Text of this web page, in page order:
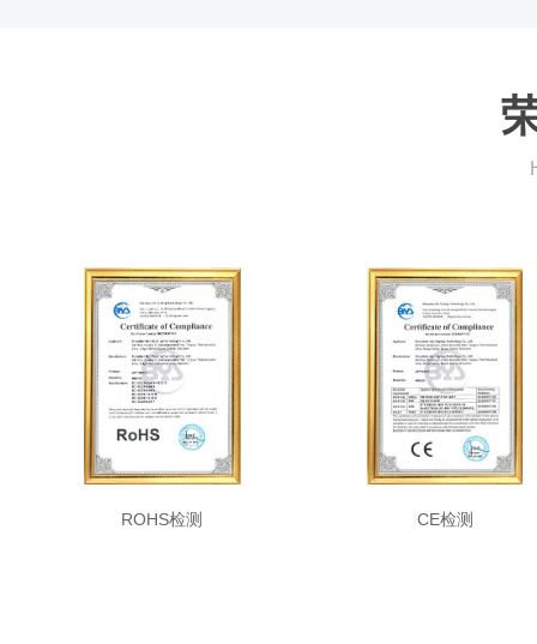
ROHS检测 CE检测